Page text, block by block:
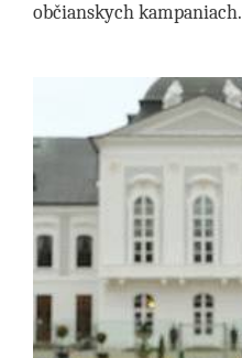
občianskych kampaniach.